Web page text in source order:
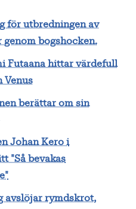
för utbredningen av
bogshocken.
Futaana hittar värdefull
Venus
berättar om sin
Johan Kero i
"Så bevakas
avslöjar rymdskrot,